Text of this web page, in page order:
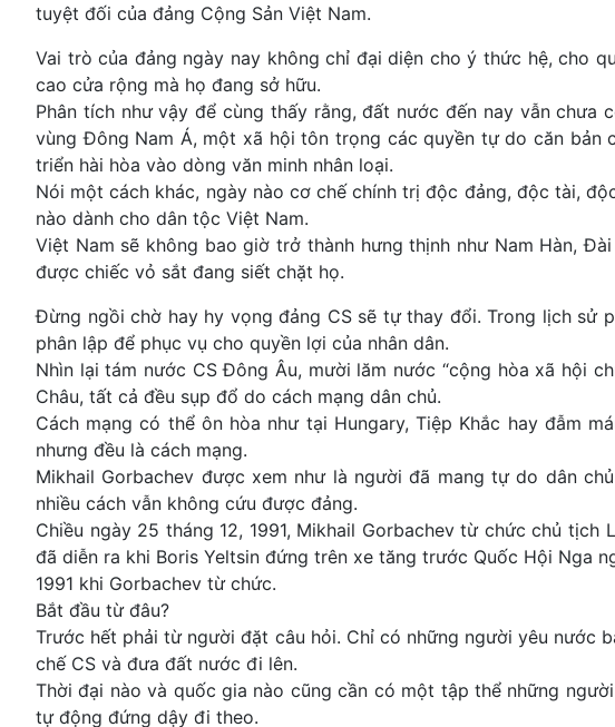
tuyệt đối của đảng Cộng Sản Việt Nam.
Vai trò của đảng ngày nay không chỉ đại diện cho ý thức hệ, cho
cao cửa rộng mà họ đang sở hữu.
Phân tích như vậy để cùng thấy rằng, đất nước đến nay vẫn
vùng Đông Nam Á, một xã hội tôn trọng các quyền tự do căn
triển hài hòa vào dòng văn minh nhân loại.
Nói một cách khác, ngày nào cơ chế chính trị độc đảng, độc tài,
nào dành cho dân tộc Việt Nam.
Việt Nam sẽ không bao giờ trở thành hưng thịnh như Nam Hàn,
được chiếc vỏ sắt đang siết chặt họ.
Đừng ngồi chờ hay hy vọng đảng CS sẽ tự thay đổi. Trong lịch sử
phân lập để phục vụ cho quyền lợi của nhân dân.
Nhìn lại tám nước CS Đông Âu, mười lăm nước “cộng hòa xã hội
Châu, tất cả đều sụp đổ do cách mạng dân chủ.
Cách mạng có thể ôn hòa như tại Hungary, Tiệp Khắc hay đẫm
nhưng đều là cách mạng.
Mikhail Gorbachev được xem như là người đã mang tự do dân
nhiều cách vẫn không cứu được đảng.
Chiều ngày 25 tháng 12, 1991, Mikhail Gorbachev từ chức chủ
đã diễn ra khi Boris Yeltsin đứng trên xe tăng trước Quốc Hội Nga
1991 khi Gorbachev từ chức.
Bắt đầu từ đâu?
Trước hết phải từ người đặt câu hỏi. Chỉ có những người yêu
chế CS và đưa đất nước đi lên.
Thời đại nào và quốc gia nào cũng cần có một tập thể những
tự động đứng dậy đi theo.